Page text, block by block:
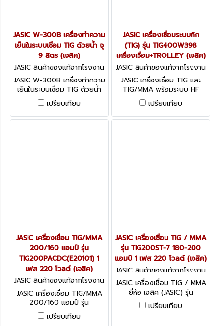
JASIC W-300B เครื่องทำความ
เย็นในระบบเชื่อม TIG ด้วยน้ำ จุ
9 ลิตร (เจสิค)
JASIC สินค้าของแท้จากโรงงาน
ผู้ผลิต W-300B
JASIC W-300B เครื่องทำความ
เย็นในระบบเชื่อม TIG ด้วยน้ำ
WATER COOLER 9L(สำหรับ
รุ่น TIG) (เจสิค)
เปรียบเทียบ
JASIC เครื่องเชื่อมระบบทิก
(TIG) รุ่น TIG400W398
เครื่องเชื่อม+TROLLEY (เจสิค)
JASIC สินค้าของแท้จากโรงงาน
ผู้ผลิต TIG400W398
JASIC เครื่องเชื่อม TIG และ
TIG/MMA พร้อมระบบ HF
Arc-Starting รุ่น
TIG400W398 เครื่อง
เชื่อม+TROLLEY (เจสิค)
เปรียบเทียบ
JASIC เครื่องเชื่อม TIG/MMA
200/160 แอมป์ รุ่น
TIG200PACDC(E20101) 1
เฟส 220 โวลต์ (เจสิค)
JASIC สินค้าของแท้จากโรงงาน
ผู้ผลิต TIG200PACDC(E2010
1)
JASIC เครื่องเชื่อม TIG/MMA
200/160 แอมป์ รุ่น
TIG200PACDC(E20101)
ระบบ AC/DC แรงดันไฟ 1 เฟส
เปรียบเทียบ
JASIC เครื่องเชื่อม TIG / MMA
รุ่น TIG200ST-7 180-200
แอมป์ 1 เฟส 220 โวลต์ (เจสิค)
JASIC สินค้าของแท้จากโรงงาน
ผู้ผลิต TIG200ST-7
JASIC เครื่องเชื่อม TIG / MMA
ยี่ห้อ เจสิค (JASIC) รุ่น
TIG200ST-7 กระแสไฟเชื่อม
TIG 200 แอมป์ และ MMA
เปรียบเทียบ